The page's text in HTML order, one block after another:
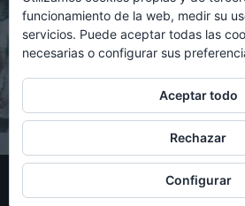
información del
Contacto en:
© Copyright 2021 - Gestión y diseño por
Política de cookies Política de privacidad
funcionamiento de la web, medir su
servicios. Puede aceptar todas las
necesarias o configurar sus
Aceptar todo
Rechazar
Configurar